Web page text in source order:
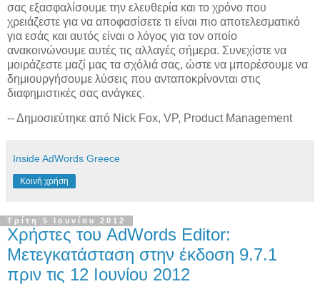
σας εξασφαλίσουμε την ελευθερία και το χρόνο που
χρειάζεστε για να αποφασίσετε τι είναι πιο αποτελεσματικό
για εσάς και αυτός είναι ο λόγος για τον οποίο
ανακοινώνουμε αυτές τις αλλαγές σήμερα. Συνεχίστε να
μοιράζεστε μαζί μας τα σχόλιά σας, ώστε να μπορέσουμε να
δημιουργήσουμε λύσεις που ανταποκρίνονται στις
διαφημιστικές σας ανάγκες.
-- Δημοσιεύτηκε από Nick Fox, VP, Product Management
Inside AdWords Greece
Κοινή χρήση
Τρίτη 5 Ιουνίου 2012
Χρήστες του AdWords Editor:
Μετεγκατάσταση στην έκδοση 9.7.1
πριν τις 12 Ιουνίου 2012